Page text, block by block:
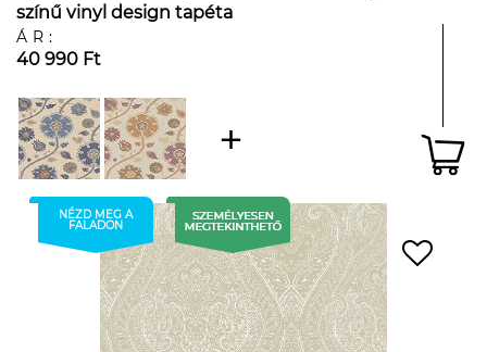
színű vinyl design tapéta
ÁR:
40 990 Ft
NÉZD MEG A
FALADON